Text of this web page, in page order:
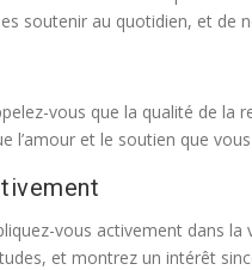
soutenir au quotidien, et de
vous que la qualité de
l’amour et le soutien que
vous activement dans
et montrez un intérêt